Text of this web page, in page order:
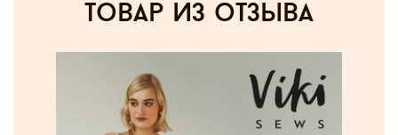
товар из отзыва